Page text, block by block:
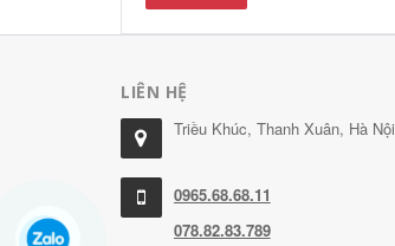
LIÊN HỆ
Triều Khúc, Thanh Xuân, Hà Nội
0965.68.68.11
078.82.83.789